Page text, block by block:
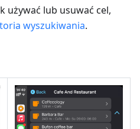
używać lub usuwać cel,
wyszukiwania.